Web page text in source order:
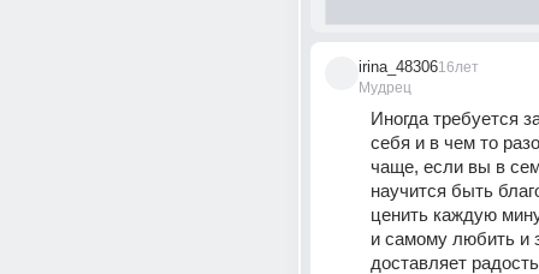
irina_48306
Мудрец
16лет
Иногда требуется
себя и в чем то
чаще, если вы в
научится быть
ценить каждую
и самому любить и
доставляет